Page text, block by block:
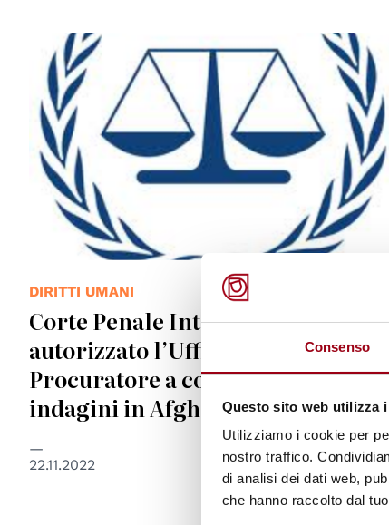
Consenso
Questo sito web utilizza
Utilizziamo i cookie per
nostro traffico.
di analisi dei dati web,
che hanno raccolto dal
DIRITTI UMANI
Corte Penale Internazionale:
autorizzato l’Ufficio del
Procuratore a continuare le
indagini in Afghanistan
22.11.2022